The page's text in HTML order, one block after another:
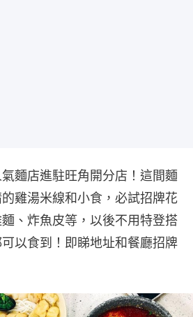
氣麵店進駐旺角開分店！這間麵
雞湯米線和小食，必試招牌花
、炸魚皮等，以後不用特登搭
以食到！即睇地址和餐廳招牌